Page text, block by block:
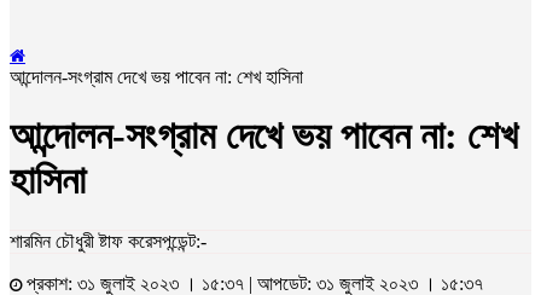
আন্দোলন-সংগ্রাম দেখে ভয় পাবেন না: শেখ হাসিনা
আন্দোলন-সংগ্রাম দেখে ভয় পাবেন না: শেখ
হাসিনা
শারমিন চৌধুরী ষ্টাফ করেসপন্ডেন্ট:-
প্রকাশ: ৩১ জুলাই ২০২৩ । ১৫:৩৭ | আপডেট: ৩১ জুলাই ২০২৩ । ১৫:৩৭